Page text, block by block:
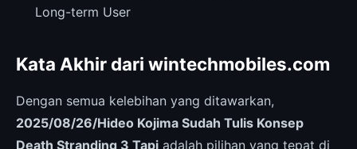
Long-term User
Kata Akhir dari wintechmobiles.com
Dengan semua kelebihan yang ditawarkan,
2025/08/26/Hideo Kojima Sudah Tulis Konsep
Death Stranding 3 Tapi adalah pilihan yang tepat di